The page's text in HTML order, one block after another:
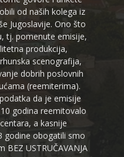
od naših kolega iz
Jugoslavije. Ono što
tj. pomenute emisije,
produkcija,
scenografija,
dobrih poslovnih
(reemiterima).
da je emisije
godina reemitovalo
a kasnije
godine obogatili smo
USTRUČAVANJA